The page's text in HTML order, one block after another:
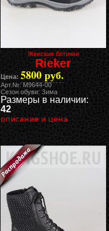
Женские ботинки
Rieker
Цена: 5800 руб.
Арт.№: M9644-00
Сезон обуви: Зима
Размеры в наличии:
42
описание и цена